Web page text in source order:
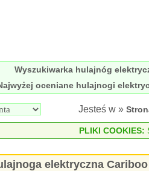
Wyszukiwarka hulajnóg
oceniane hulajnogi
Jesteś w »
PLIKI COOKIES:
elektryczna